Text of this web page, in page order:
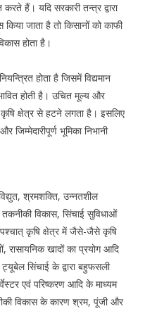
हैं। यदि सरकारी तन्त्र द्वारा
जाता है तो किसानों को काफी
होता है।
होता है जिसमें विद्यमान
होती है। उचित मूल्य और
क्षेत्र से हटने लगता है। इसलिए
भूमिका निभानी
श्रमशक्ति, उन्नतशील
तकनीकी विकास, सिंचाई सुविधाओं
कृषि क्षेत्र में जैसे-जैसे कृषि
रासायनिक खादों का प्रयोग आदि
सिंचाई के द्वारा बहुफसली
एवं परिष्करण आदि के माध्यम
विकास के कारण श्रम, पूंजी और